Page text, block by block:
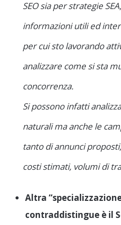
SEO sia per strategie
informazioni utili ed
per cui sto lavorando
analizzare come si sta
concorrenza.
Si possono infatti
naturali ma anche le
tanto di annunci
costi stimati, volumi di
Altra
contraddistingue è il